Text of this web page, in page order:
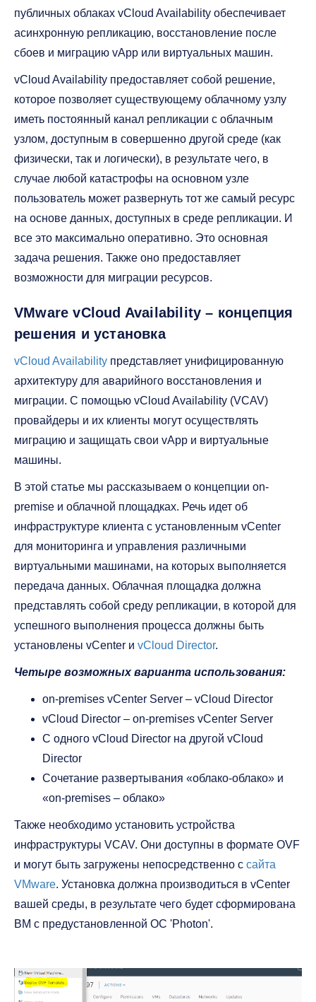
публичных облаках vCloud Availability обеспечивает
асинхронную репликацию, восстановление после
сбоев и миграцию vApp или виртуальных машин.
vCloud Availability предоставляет собой решение,
которое позволяет существующему облачному узлу
иметь постоянный канал репликации с облачным
узлом, доступным в совершенно другой среде (как
физически, так и логически), в результате чего, в
случае любой катастрофы на основном узле
пользователь может развернуть тот же самый ресурс
на основе данных, доступных в среде репликации. И
все это максимально оперативно. Это основная
задача решения. Также оно предоставляет
возможности для миграции ресурсов.
VMware vCloud Availability – концепция
решения и установка
vCloud Availability представляет унифицированную
архитектуру для аварийного восстановления и
миграции. С помощью vCloud Availability (VCAV)
провайдеры и их клиенты могут осуществлять
миграцию и защищать свои vApp и виртуальные
машины.
В этой статье мы рассказываем о концепции on-
premise и облачной площадках. Речь идет об
инфраструктуре клиента с установленным vCenter
для мониторинга и управления различными
виртуальными машинами, на которых выполняется
передача данных. Облачная площадка должна
представлять собой среду репликации, в которой для
успешного выполнения процесса должны быть
установлены vCenter и vCloud Director.
Четыре возможных варианта использования:
on-premises vCenter Server – vCloud Director
vCloud Director – on-premises vCenter Server
С одного vCloud Director на другой vCloud
Director
Сочетание развертывания «облако-облако» и
«on-premises – облако»
Также необходимо установить устройства
инфраструктуры VCAV. Они доступны в формате OVF
и могут быть загружены непосредственно с сайта
VMware. Установка должна производиться в vCenter
вашей среды, в результате чего будет сформирована
ВМ с предустановленной ОС 'Photon'.